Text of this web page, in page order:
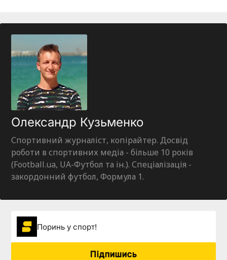
Олександр Кузьменко
Спортивний журналіст, копірайтер. Досвід
роботи в спортивних медіа - більше 10 років
(Football.ua, UA-Футбол та ін.). Спеціалізація -
закордонний футбол, Формула 1.
Поринь у спорт!
Підпишись